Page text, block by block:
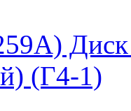
(Г4-1)